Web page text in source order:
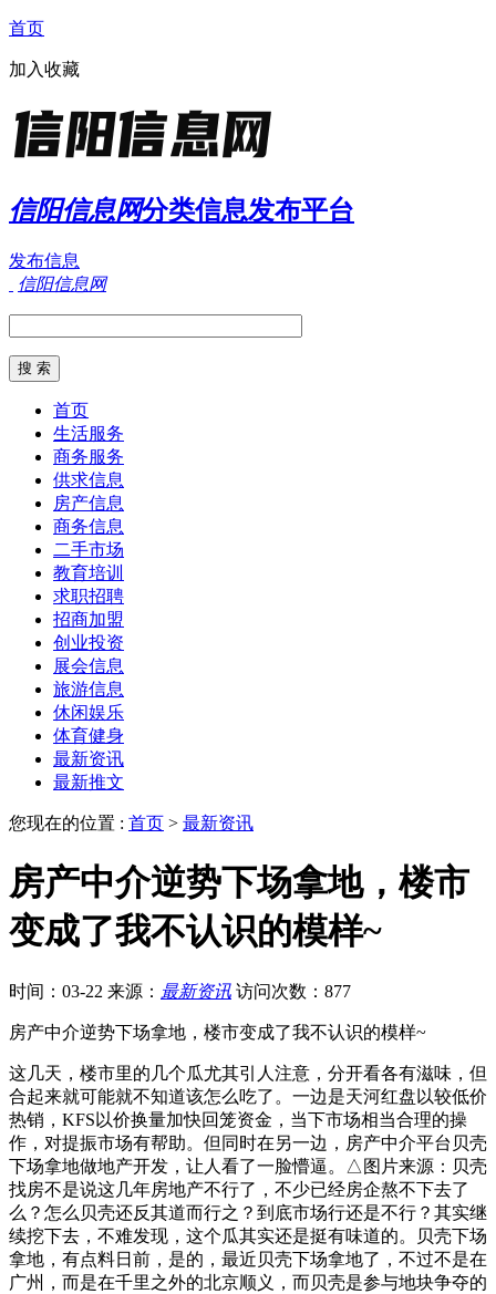
首页
加入收藏
信阳信息网分类信息发布平台
发布信息
信阳信息网
首页
生活服务
商务服务
供求信息
房产信息
商务信息
二手市场
教育培训
求职招聘
招商加盟
创业投资
展会信息
旅游信息
休闲娱乐
体育健身
最新资讯
最新推文
您现在的位置 : 首页 > 最新资讯
房产中介逆势下场拿地，楼市
变成了我不认识的模样~
时间：03-22 来源： 最新资讯 访问次数：877
房产中介逆势下场拿地，楼市变成了我不认识的模样~
这几天，楼市里的几个瓜尤其引人注意，分开看各有滋味，但
合起来就可能就不知道该怎么吃了。一边是天河红盘以较低价
热销，KFS以价换量加快回笼资金，当下市场相当合理的操
作，对提振市场有帮助。但同时在另一边，房产中介平台贝壳
下场拿地做地产开发，让人看了一脸懵逼。△图片来源：贝壳
找房不是说这几年房地产不行了，不少已经房企熬不下去了
么？怎么贝壳还反其道而行之？到底市场行还是不行？其实继
续挖下去，不难发现，这个瓜其实还是挺有味道的。贝壳下场
拿地，有点料日前，是的，最近贝壳下场拿地了，不过不是在
广州，而是在千里之外的北京顺义，而贝壳是参与地块争夺的